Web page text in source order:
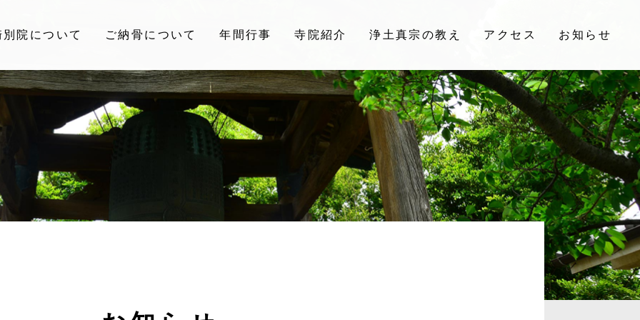
院について ご納骨について 年間行事 寺院紹介 浄土真宗の教え アクセス お知らせ